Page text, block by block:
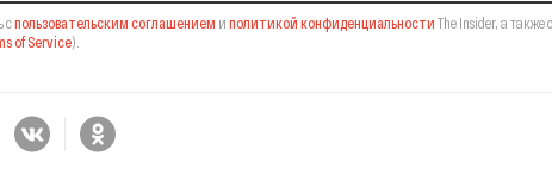
спользовательским соглашением и политикой конфиденциальности The Insider, а также
of Service).